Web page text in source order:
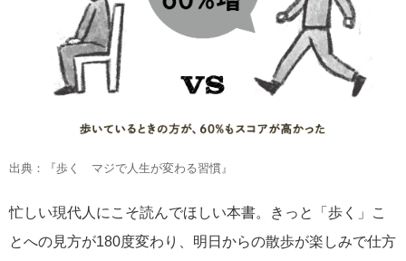
出典：『歩く マジで人生が変わる習慣』
忙しい現代人にこそ読んでほしい本書。きっと「歩く」こ
とへの見方が180度変わり、明日からの散歩が楽しみで仕方